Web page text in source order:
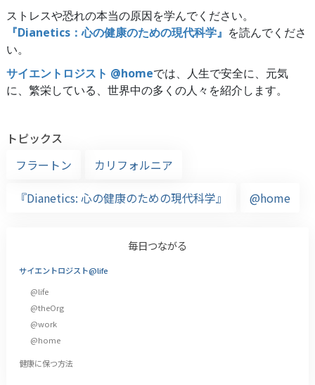
ストレスや恐れの本当の原因を学んでください。
『Dianetics：心の健康のための現代科学』 を読んでくださ
い。
サイエントロジスト @homeでは、人生で安全に、元気
に、繁栄している、世界中の多くの人々を紹介します。
トピックス
フラートン
カリフォルニア
『Dianetics: 心の健康のための現代科学』
@home
毎日つながる
サイエントロジスト@life
@life
@theOrg
@work
@home
健康に保つ方法